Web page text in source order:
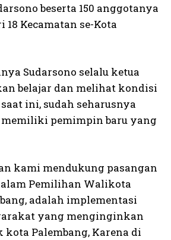
beserta 150 anggotanya
18 Kecamatan se-Kota
Sudarsono selalu ketua
belajar dan melihat kondisi
ini, sudah seharusnya
memiliki pemimpin baru yang
kami mendukung pasangan
Pemilihan Walikota
adalah implementasi
yang menginginkan
kota Palembang, Karena di